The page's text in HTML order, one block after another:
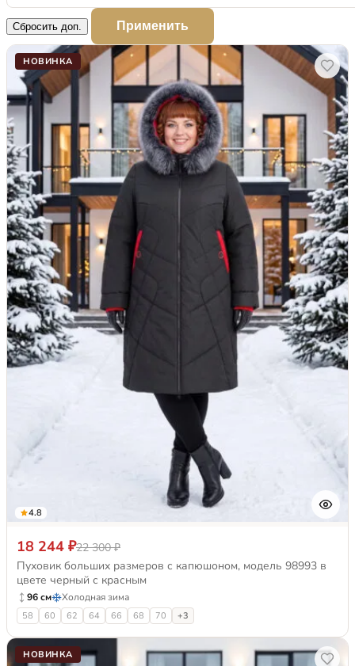
Сбросить доп. Применить
НОВИНКА
4.8
18 244 ₽22 300 ₽
Пуховик больших размеров с капюшоном, модель 98993 в
цвете черный с красным
96 см Холодная зима
58 60 62 64 66 68 70 +3
НОВИНКА